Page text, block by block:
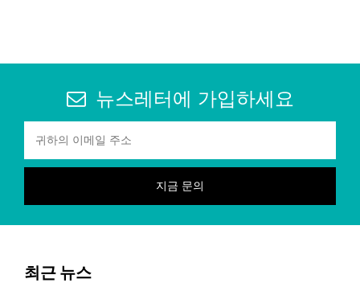
뉴스레터에 가입하세요
최근 뉴스